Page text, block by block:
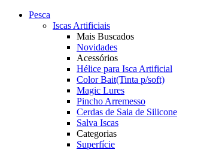
Pesca
Iscas Artificiais
Mais Buscados
Novidades
Acessórios
Hélice para Isca Artificial
Color Bait(Tinta p/soft)
Magic Lures
Pincho Arremesso
Cerdas de Saia de Silicone
Salva Iscas
Categorias
Superfície